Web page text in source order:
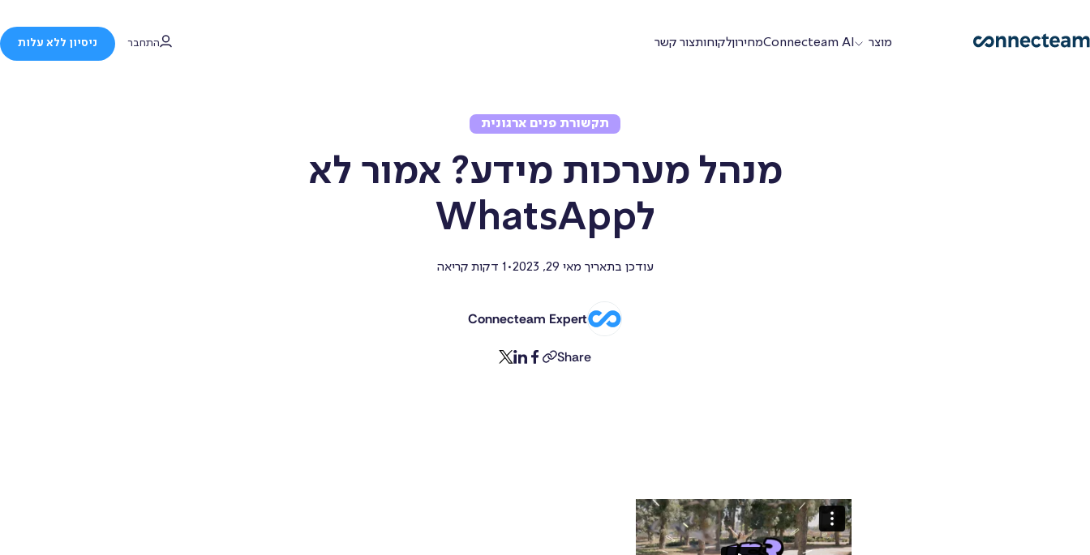
מוצר
ניהול
מרכז
ידע
משאבי
אנוש
גיוס
ניהול
מסמכים
Connecteam AIמחירוןלקוחותצור קשר התחבר ניסיון ללא עלות
תקשורת פנים ארגונית
מנהל מערכות מידע? אמור לא
לWhatsApp
עודכן בתאריך מאי 29, 2023 • 1 דקות קריאה
Connecteam Expert
Share
copy-
facebook
linkedin
twitter